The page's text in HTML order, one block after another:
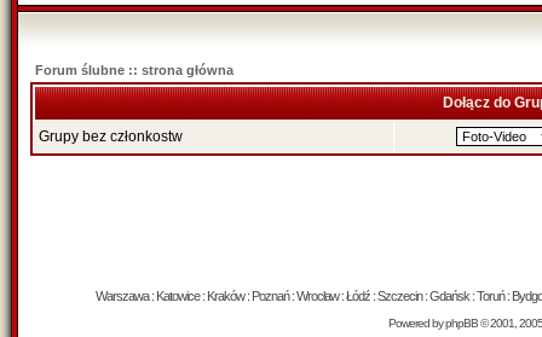
Forum ślubne :: strona główna
Dołącz do
Grupy bez członkostw
Warszawa : Katowice : Kraków : Poznań : Wrocław : Łódź : Szczecin : Gdańsk : Toruń :
Powered byphpBB© 2001,